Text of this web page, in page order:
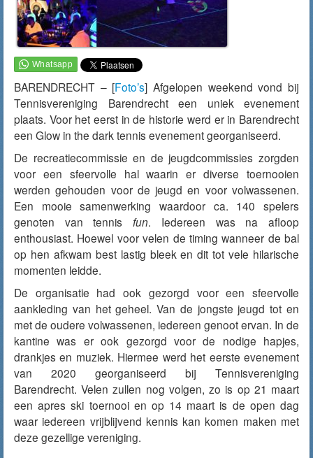
BARENDRECHT – [Foto’s] Afgelopen weekend vond bij
Tennisvereniging Barendrecht een uniek evenement
plaats. Voor het eerst in de historie werd er in Barendrecht
een Glow in the dark tennis evenement georganiseerd.
De recreatiecommissie en de jeugdcommissies zorgden
voor een sfeervolle hal waarin er diverse toernooien
werden gehouden voor de jeugd en voor volwassenen.
Een mooie samenwerking waardoor ca. 140 spelers
genoten van tennisfun. Iedereen was na afloop
enthousiast. Hoewel voor velen de timing wanneer de bal
op hen afkwam best lastig bleek en dit tot vele hilarische
momenten leidde.
De organisatie had ook gezorgd voor een sfeervolle
aankleding van het geheel. Van de jongste jeugd tot en
met de oudere volwassenen, iedereen genoot ervan. In de
kantine was er ook gezorgd voor de nodige hapjes,
drankjes en muziek. Hiermee werd het eerste evenement
van 2020 georganiseerd bij Tennisvereniging
Barendrecht. Velen zullen nog volgen, zo is op 21 maart
een apres ski toernooi en op 14 maart is de open dag
waar iedereen vrijblijvend kennis kan komen maken met
deze gezellige vereniging.